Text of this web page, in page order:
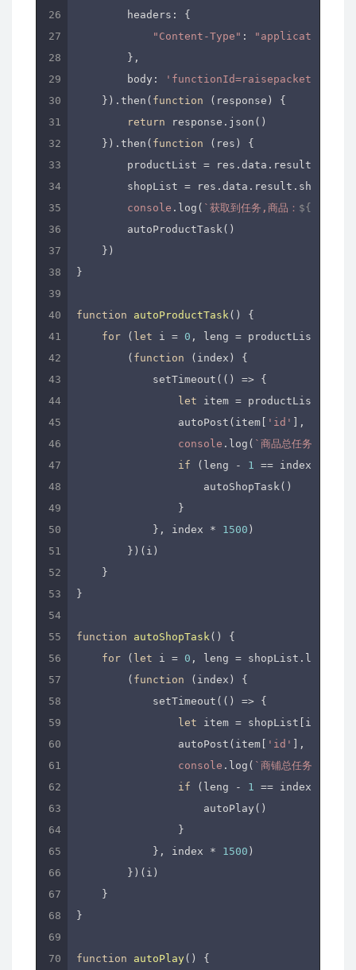
headers : {
"Content-Type" :
"application/x-
        },
body :
    }).then(
function ( response ) {
return response.json()
    }).then(
function ( res ) {
productList =
        shopList = res.data.result.shopList;
console .log( `获取到任务,商品：
        autoProductTask()
    })
}
function autoProductTask( ) {
for ( let i = 0 , leng =
        (
function ( index ) {
            setTimeout(
() => {
let item =
                autoPost(item[
'id' ],
console .log( `商品总任务数：
if (leng - 1 == index) {
                    autoShopTask()
                }
            }, index *
1500 )
        })(i)
    }
}
function autoShopTask( ) {
for ( let i = 0 , leng =
        (
function ( index ) {
            setTimeout(
() => {
let item = shopList[index];
                autoPost(item[
'id' ],
console .log( `商铺总任务数：
if (leng - 1 == index) {
                    autoPlay()
                }
            }, index *
1500 )
        })(i)
    }
}
function autoPlay ( ) {